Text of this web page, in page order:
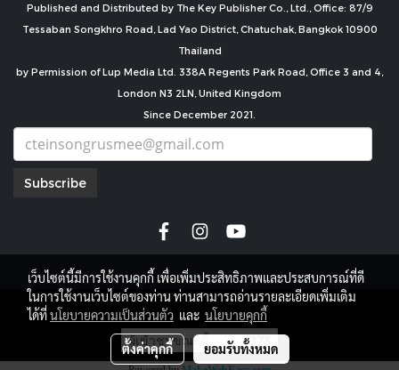
Published and Distributed by The Key Publisher Co., Ltd., Office: 87/9
Tessaban Songkhro Road, Lad Yao District, Chatuchak, Bangkok 10900
Thailand
by Permission of Lup Media Ltd. 338A Regents Park Road, Office 3 and 4,
London N3 2LN, United Kingdom
Since December 2021.
Subscribe
copyright by
ผู้เข้าชมขณะนี้
373
เว็บไซต์นี้มีการใช้งานคุกกี้ เพื่อเพิ่มประสิทธิภาพและประสบการณ์ที่ดี
ในการใช้งานเว็บไซต์ของท่าน ท่านสามารถอ่านรายละเอียดเพิ่มเติม
ได้ที่นโยบายความเป็นส่วนตัว และ นโยบายคุกกี้
ตั้งค่าคุกกี้ ยอมรับทั้งหมด